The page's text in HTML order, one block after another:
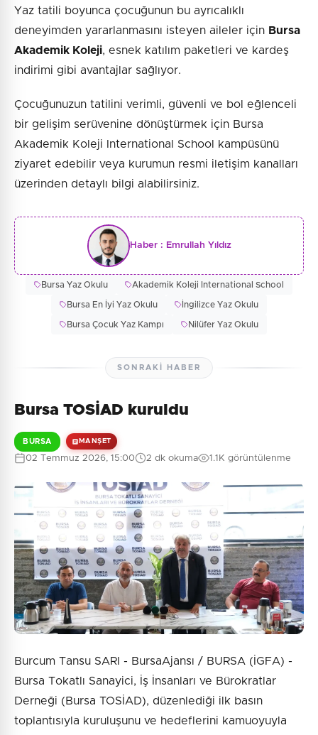
Yaz tatili boyunca çocuğunun bu ayrıcalıklı
deneyimden yararlanmasını isteyen aileler için Bursa
Akademik Koleji, esnek katılım paketleri ve kardeş
indirimi gibi avantajlar sağlıyor.
Çocuğunuzun tatilini verimli, güvenli ve bol eğlenceli
bir gelişim serüvenine dönüştürmek için Bursa
Akademik Koleji International School kampüsünü
ziyaret edebilir veya kurumun resmi iletişim kanalları
üzerinden detaylı bilgi alabilirsiniz.
Haber : Emrullah Yıldız
Bursa Yaz Okulu Akademik Koleji International School
Bursa En İyi Yaz Okulu İngilizce Yaz Okulu
Bursa Çocuk Yaz Kampı Nilüfer Yaz Okulu
SONRAKI HABER
Bursa TOSİAD kuruldu
BURSA MANŞET
02 Temmuz 2026, 15:00 2 dk okuma 1.1K görüntülenme
Burcum Tansu SARI - BursaAjansı / BURSA (İGFA) -
Bursa Tokatlı Sanayici, İş İnsanları ve Bürokratlar
Derneği (Bursa TOSİAD), düzenlediği ilk basın
toplantısıyla kuruluşunu ve hedeflerini kamuoyuyla